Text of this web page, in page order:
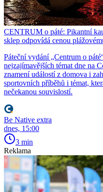
CENTRUM o páté: Pikantní
sklep odpovídá cenou
Páteční vydání „Centrum o
nejzajímavějších témat dne na
znamení událostí z domova i
sportovních příběhů i témat,
nečekanou souvislostí.
Be Native extra
dnes, 15:00
3 min
Reklama